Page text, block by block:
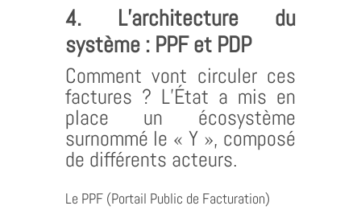
4. L’architecture du
système : PPF et PDP
Comment vont circuler ces
factures ? L’État a mis en
place un écosystème
surnommé le « Y », composé
de différents acteurs.
Le PPF (Portail Public de Facturation)